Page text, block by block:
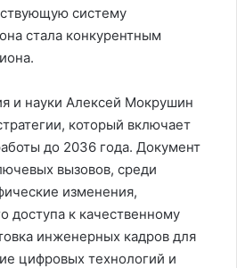
систему
стала конкурентным
и науки Алексей Мокрушин
который включает
до 2036 года. Документ
вызовов, среди
изменения,
доступа к качественному
инженерных кадров для
цифровых технологий и